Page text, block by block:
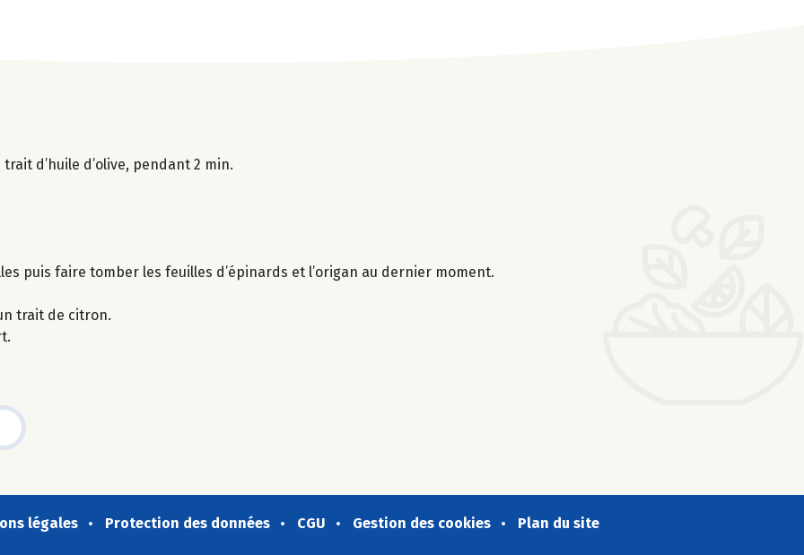
d’huile d’olive, pendant 2 min.
puis faire tomber les feuilles d’épinards et l’origan au dernier moment.
trait de citron.
légales Protection des données CGU Gestion des cookies Plan du site